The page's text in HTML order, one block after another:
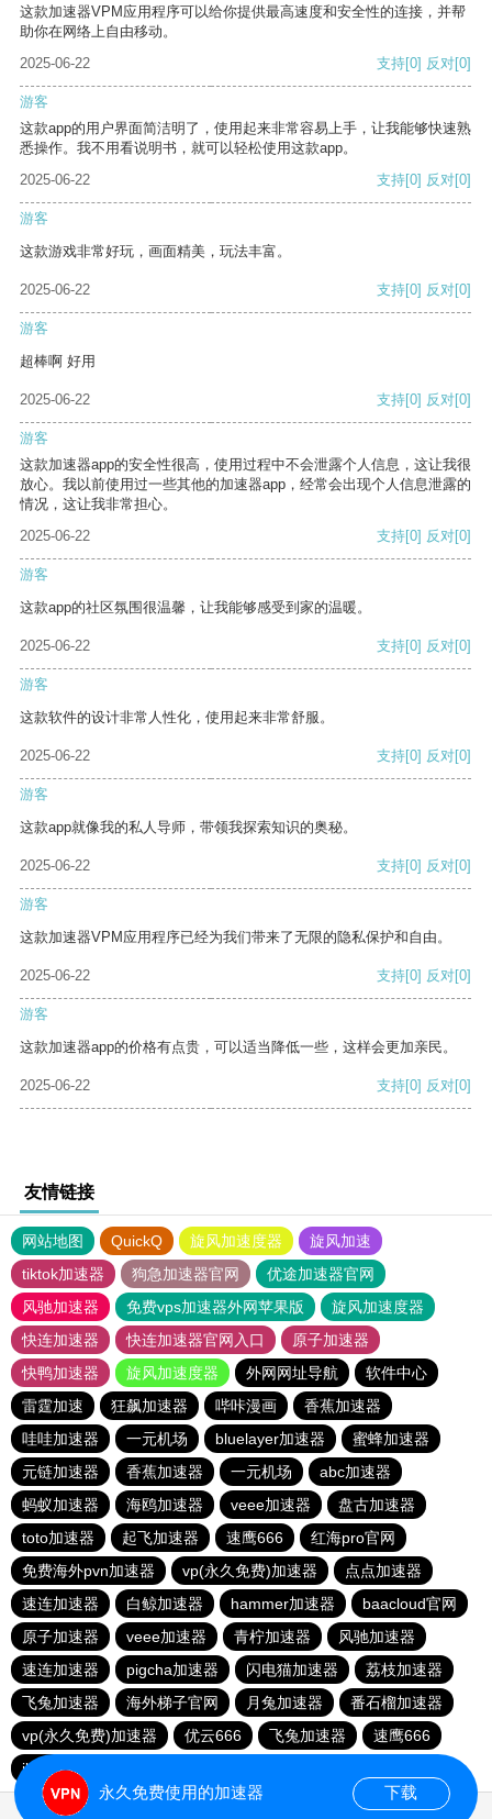
这款加速器VPM应用程序可以给你提供最高速度和安全性的连接，并帮
助你在网络上自由移动。
2025-06-22
支持[0] 反对[0]
游客
这款app的用户界面简洁明了，使用起来非常容易上手，让我能够快速熟
悉操作。我不用看说明书，就可以轻松使用这款app。
2025-06-22
支持[0] 反对[0]
游客
这款游戏非常好玩，画面精美，玩法丰富。
2025-06-22 支持[0] 反对[0]
游客
超棒啊 好用
2025-06-22 支持[0] 反对[0]
游客
这款加速器app的安全性很高，使用过程中不会泄露个人信息，这让我很
放心。我以前使用过一些其他的加速器app，经常会出现个人信息泄露的
情况，这让我非常担心。
2025-06-22
支持[0] 反对[0]
游客
这款app的社区氛围很温馨，让我能够感受到家的温暖。
2025-06-22 支持[0] 反对[0]
游客
这款软件的设计非常人性化，使用起来非常舒服。
2025-06-22 支持[0] 反对[0]
游客
这款app就像我的私人导师，带领我探索知识的奥秘。
2025-06-22 支持[0] 反对[0]
游客
这款加速器VPM应用程序已经为我们带来了无限的隐私保护和自由。
2025-06-22 支持[0] 反对[0]
游客
这款加速器app的价格有点贵，可以适当降低一些，这样会更加亲民。
2025-06-22 支持[0] 反对[0]
友情链接
网站地图 QuickQ 旋风加速度器
旋风加速
tiktok加速器
狗急加速器官网
优途加速器官网
风驰加速器
免费vps加速器外网苹果版
旋风加速度器
快连加速器
快连加速器官网入口
原子加速器
快鸭加速器
旋风加速度器 外网网址导航
软件中心
雷霆加速
狂飙加速器 哔咔漫画
香蕉加速器
哇哇加速器
一元机场 bluelayer加速器
蜜蜂加速器
元链加速器
香蕉加速器 一元机场
abc加速器
蚂蚁加速器
海鸥加速器 veee加速器
盘古加速器
toto加速器
起飞加速器 速鹰666
红海pro官网
免费海外pvn加速器
vp(永久免费)加速器
点点加速器
速连加速器
白鲸加速器 hammer加速器
baacloud官网
原子加速器
veee加速器 青柠加速器
风驰加速器
速连加速器
pigcha加速器 闪电猫加速器
荔枝加速器
飞兔加速器
海外梯子官网 月兔加速器
番石榴加速器
vp(永久免费)加速器
优云666 飞兔加速器
速鹰666
ikuuu.me加速器官网
永久免费使用的加速器 下载